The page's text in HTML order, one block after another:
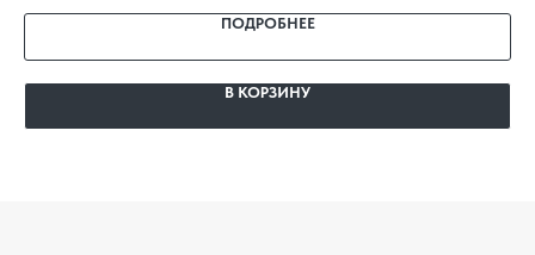
гарантия.
ПОДРОБНЕЕ
В КОРЗИНУ